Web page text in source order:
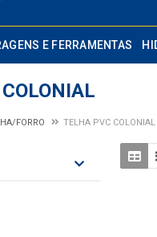
E FERRAMENTAS
FORRO TELHA PVC COLONIAL